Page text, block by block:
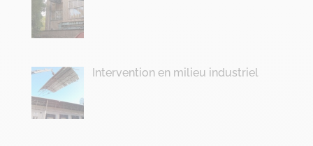
Intervention en milieu industriel